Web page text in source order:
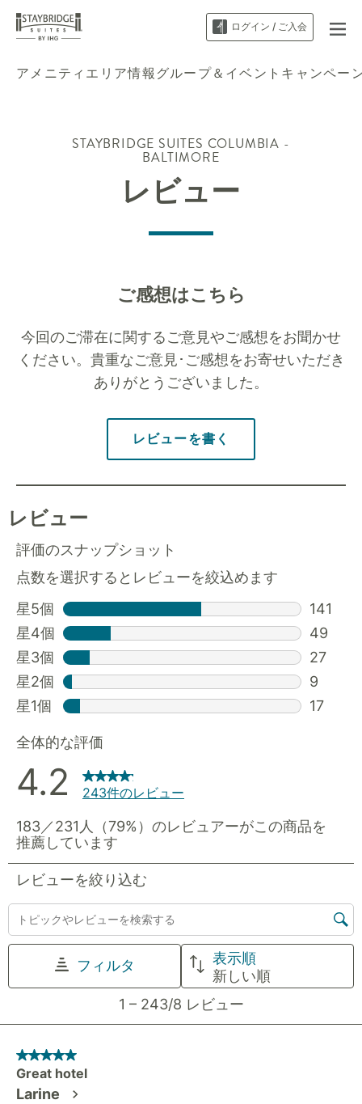
ログイン / ご入会
アメニティ エリア情報グループ＆イベント キャンペー
STAYBRIDGE SUITES COLUMBIA -
BALTIMORE
レビュー
ご感想はこちら
今回のご滞在に関するご意見やご感想をお聞かせ
ください。貴重なご意見･ご感想をお寄せいただき
ありがとうございました。
レビューを書く